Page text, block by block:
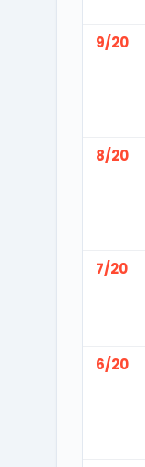
9/20
8/20
7/20
6/20